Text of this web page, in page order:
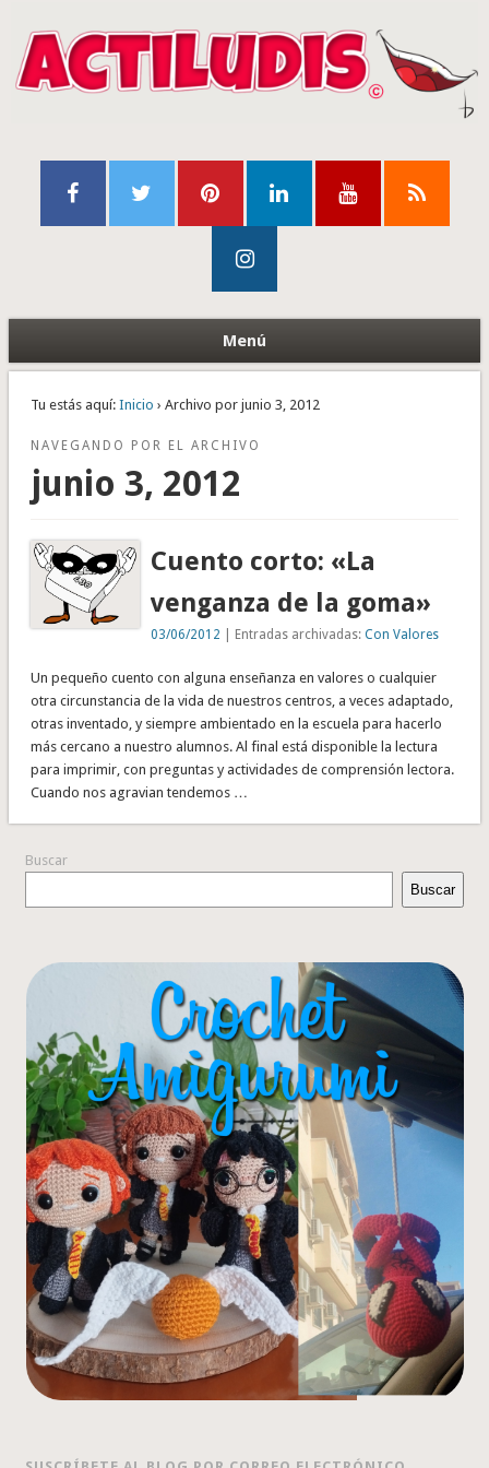
Menú
Tu estás aquí: Inicio › Archivo por junio 3, 2012
NAVEGANDO POR EL ARCHIVO
junio 3, 2012
Cuento corto: «La
venganza de la goma»
03/06/2012 | Entradas archivadas:Con Valores
Un pequeño cuento con alguna enseñanza en valores o cualquier
otra circunstancia de la vida de nuestros centros, a veces adaptado,
otras inventado, y siempre ambientado en la escuela para hacerlo
más cercano a nuestro alumnos. Al final está disponible la lectura
para imprimir, con preguntas y actividades de comprensión lectora.
Cuando nos agravian tendemos …
Buscar
Buscar